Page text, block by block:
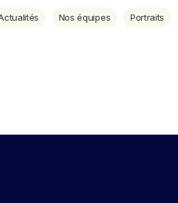
Nos équipes Portraits